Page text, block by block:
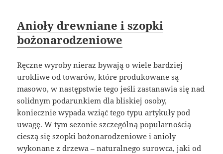
Anioły drewniane i szopki
bożonarodzeniowe
Ręczne wyroby nieraz bywają o wiele bardziej
urokliwe od towarów, które produkowane są
masowo, w następstwie tego jeśli zastanawia się nad
solidnym podarunkiem dla bliskiej osoby,
koniecznie wypada wziąć tego typu artykuły pod
uwagę. W tym sezonie szczególną popularnością
cieszą się szopki bożonarodzeniowe i anioły
wykonane z drzewa – naturalnego surowca, jaki od